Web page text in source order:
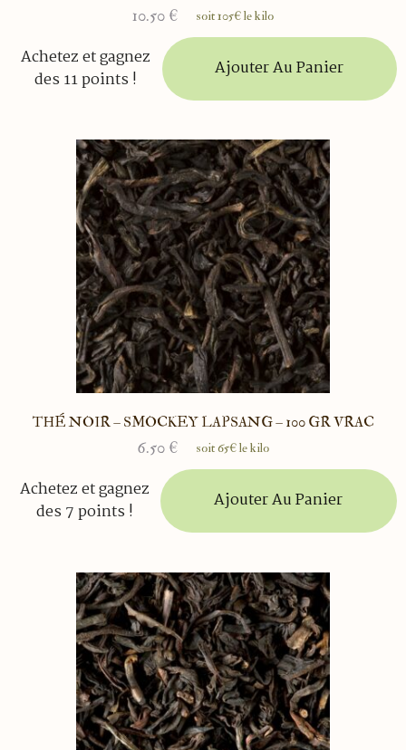
10.50 € soit 105€ le kilo
Achetez et gagnez
des 11 points !
Ajouter Au Panier
THÉ NOIR – SMOCKEY LAPSANG – 100 GR VRAC
6.50 € soit 65€ le kilo
Achetez et gagnez
des 7 points !
Ajouter Au Panier